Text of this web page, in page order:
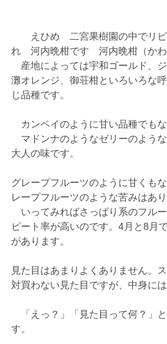
えひめ 二宮果樹園の中でリピ
れ 河内晩柑です 河内晩柑（かわ
産地によっては宇和ゴールド、ジ
灘オレンジ、御荘柑といろいろな
じ品種です。
カンペイのように甘い品種でもな
マドンナのようなゼリーのような
大人の味です。
グレープフルーツのように甘くも
レープフルーツのような苦みはあ
いってみればさっぱり系のフル
ピート率が高いのです。4月と8月
があります。
見た目はあまりよくありません。
対買わない見た目ですが、中身に
「えっ？」「見た目って何？」
す。